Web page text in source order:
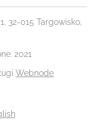
32-015 Targowisko,
2021
Webnode